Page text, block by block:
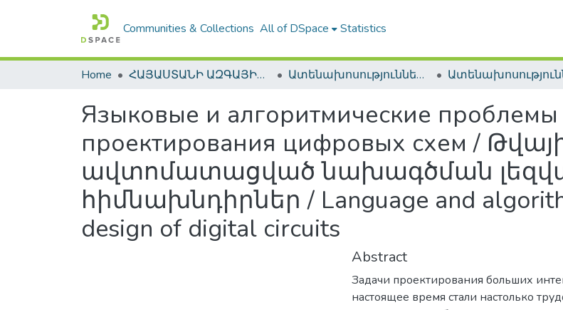
Communities & Collections All of DSpace Statistics
Home ՀԱՅԱՍՏԱՆԻ ԱԶԳԱՅԻՆ ԳՐԱԴԱՐԱՆԻ ԹՎԱՅԻՆ ՊԱՀՈՑ / DIGITAL REPOSITORY OF NLA Ատենախոսություններ և սեղմագրեր / Theses & Abstracts
Языковые и алгоритмические проблемы
проектирования цифровых схем /
ավտոմատացված նախագծման
հիմնախնդիրներ / Language and
design of digital circuits
Abstract
Задачи проектирования больших
настоящее время стали настолько